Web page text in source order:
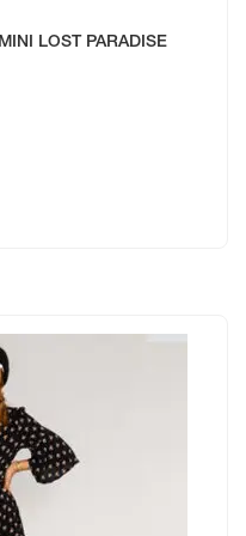
LOST PARADISE